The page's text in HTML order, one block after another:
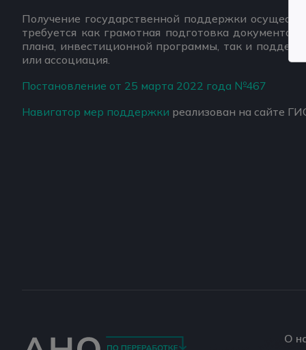
Получение государственной поддержки
требуется как грамотная подготовка
плана, инвестиционной программы, так и
или ассоциация.
Постановление от 25 марта 2022 года №467
Навигатор мер поддержки реализован на сайте
О